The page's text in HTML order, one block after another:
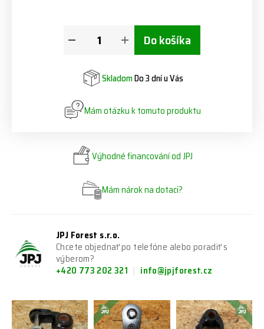
Do košíka
SkladomDo 3 dní u Vás
Mám otázku k tomuto produktu
Výhodné financování od JPJ
Mám nárok na dotaci?
JPJ Forest s.r.o.
Chcete objednať po telefóne alebo poradiť s
výberom?
+420 773 202 321
info@jpjforest.cz